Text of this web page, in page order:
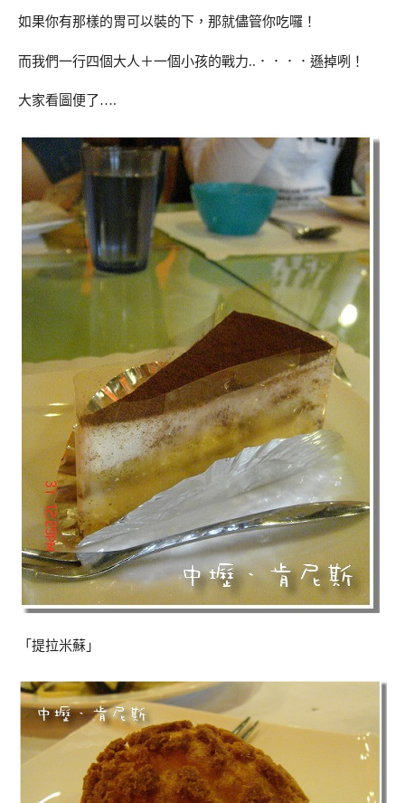
如果你有那樣的胃可以裝的下，那就儘管你吃囉！
而我們一行四個大人＋一個小孩的戰力..．．．．遜掉咧！
大家看圖便了….
「提拉米蘇」